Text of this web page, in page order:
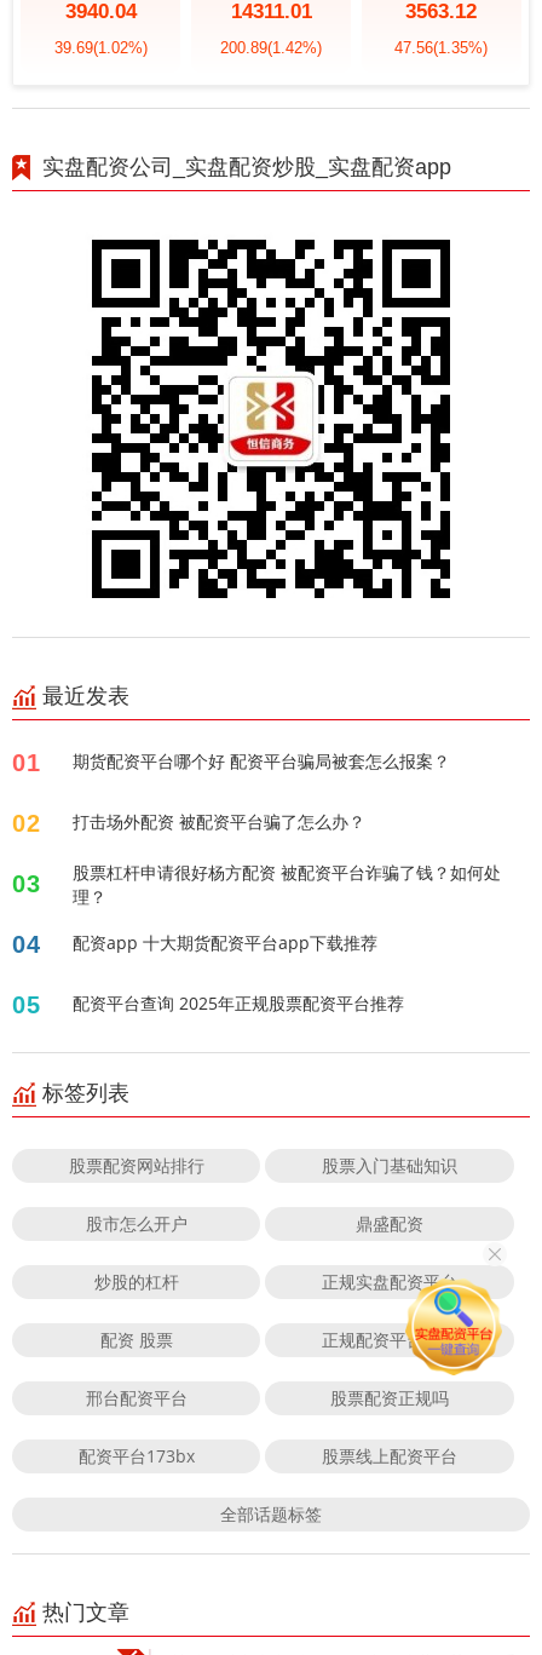
3940.04
39.69(1.02%)
14311.01
200.89(1.42%)
3563.12
47.56(1.35%)
实盘配资公司_实盘配资炒股_实盘配资app
最近发表
01 期货配资平台哪个好 配资平台骗局被套怎么报案？
02 打击场外配资 被配资平台骗了怎么办？
03
股票杠杆申请很好杨方配资 被配资平台诈骗了钱？如何处
理？
04 配资app 十大期货配资平台app下载推荐
05 配资平台查询 2025年正规股票配资平台推荐
标签列表
股票配资网站排行 股票入门基础知识
股市怎么开户 鼎盛配资
炒股的杠杆 正规实盘配资平台
配资 股票 正规配资平台排行
邢台配资平台 股票配资正规吗
配资平台173bx 股票线上配资平台
全部话题标签
热门文章